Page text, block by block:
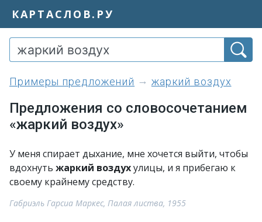
КАРТАСЛОВ.РУ
примеры предложений жаркий воздух
Предложения со словосочетанием
«жаркий воздух»
У меня спирает дыхание, мне хочется выйти, чтобы
вдохнуть жаркий воздухулицы, и я прибегаю к
своему крайнему средству.
Габриэль Гарсиа Маркес, Палая листва, 1955